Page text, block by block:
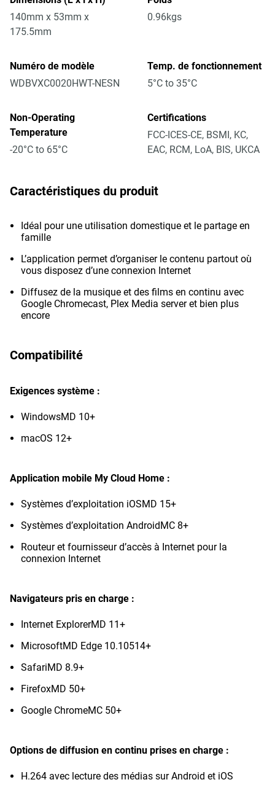
140mm x 53mm x
175.5mm
0.96kgs
Numéro de modèle
WDBVXC0020HWT-NESN
Temp. de fonctionnement
5°C to 35°C
Non-Operating
Temperature
-20°C to 65°C
Certifications
FCC-ICES-CE, BSMI, KC,
EAC, RCM, LoA, BIS, UKCA
Caractéristiques du produit
Idéal pour une utilisation domestique et le partage en
famille
L’application permet d’organiser le contenu partout où
vous disposez d’une connexion Internet
Diffusez de la musique et des films en continu avec
Google Chromecast, Plex Media server et bien plus
encore
Compatibilité
Exigences système :
WindowsMD 10+
macOS 12+
Application mobile My Cloud Home :
Systèmes d’exploitation iOSMD 15+
Systèmes d’exploitation AndroidMC 8+
Routeur et fournisseur d’accès à Internet pour la
connexion Internet
Navigateurs pris en charge :
Internet ExplorerMD 11+
MicrosoftMD Edge 10.10514+
SafariMD 8.9+
FirefoxMD 50+
Google ChromeMC 50+
Options de diffusion en continu prises en charge :
H.264 avec lecture des médias sur Android et iOS